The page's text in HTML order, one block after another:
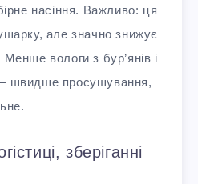
насіння. Важливо: ця
але значно знижує
вологи з бур’янів і
швидше просушування,
зберіганні